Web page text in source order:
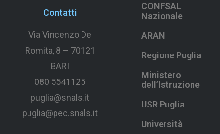
Contatti
Via Vincenzo De
Romita, 8 – 70121
BARI
080 5541125
puglia@snals.it
puglia@pec.snals.it
CONFSAL
Nazionale
ARAN
Regione Puglia
Ministero
dell’Istruzione
USR Puglia
Università